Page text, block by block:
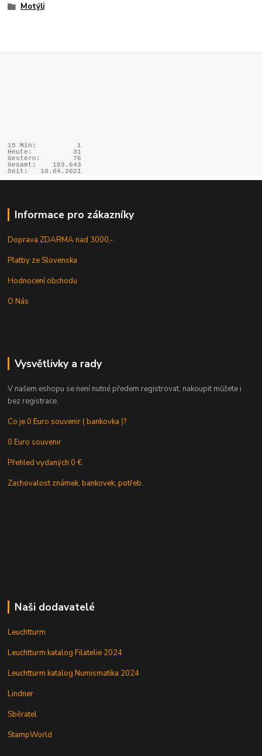
Motýli
15 Min:
1
Heute:
31
Gestern:
76
Gesamt:
103.643
Seit:
10.04.2021
Informace pro zákazníky
Doprava ZDARMA nad 3000,-
Platby ze Slovenska
Hodnocení obchodu
O Nás
Vysvětlivky a rady
V našem eshopu se není nutné předem registrovat, nakoupit můžete i
bez registrace.
Co je 0 Euro souvenir ( bankovka )?
0 Euro souvenir
Přehled vydaných 0 €
Zachovalost známek, bankovek, potřeb.
Naši dodavatelé
Leuchtturm
Leuchtturm katalog Filatelie 2024
Leuchtturm katalog Numismatika 2024
Lindner
Sběratel
StampWorld